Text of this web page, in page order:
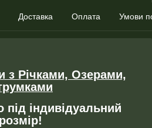
Доставка Оплата Умови
з Річками, Озерами,
під індивідуальний
розмір!